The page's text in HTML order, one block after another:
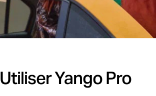
Utiliser Yango Pro